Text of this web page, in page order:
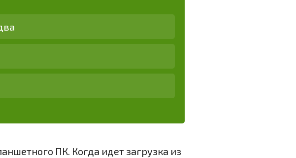
ПК. Когда идет загрузка из